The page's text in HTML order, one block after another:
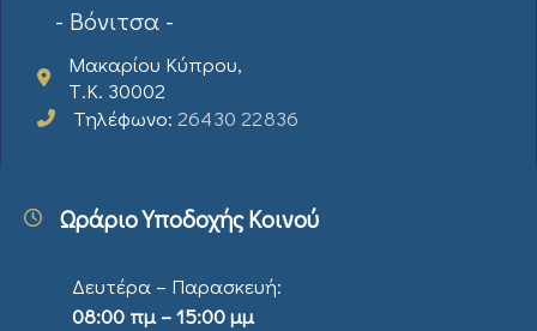
- Βόνιτσα -
Μακαρίου Κύπρου,
Τ.Κ. 30002
Τηλέφωνο: 26430 22836
Ωράριο Υποδοχής Κοινού
Δευτέρα – Παρασκευή:
08:00 πμ – 15:00 μμ